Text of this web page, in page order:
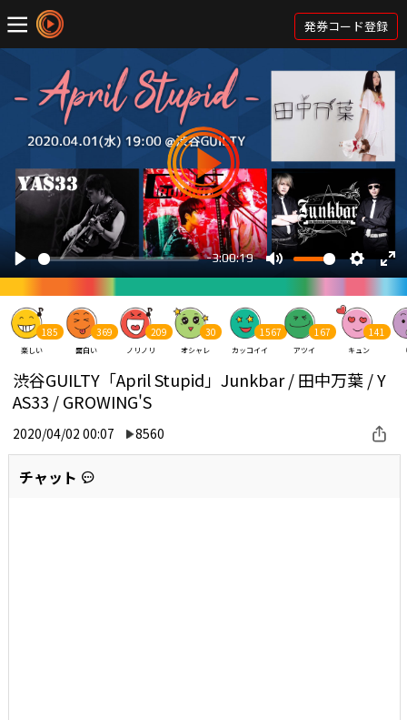
発券コード登録
185
楽しい
369
面白い
209
ノリノリ
30
オシャレ
1567
カッコイイ
167
アツイ
141
キュン
渋谷GUILTY「April Stupid」Junkbar / 田中万葉 / Y
AS33 / GROWING'S
2020/04/02 00:07 8560
チャット